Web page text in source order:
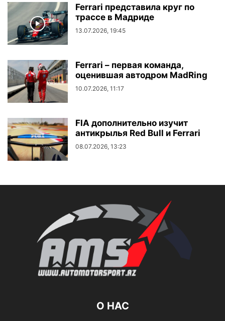
Ferrari представила круг по
трассе в Мадриде
13.07.2026, 19:45
Ferrari – первая команда,
оценившая автодром MadRing
10.07.2026, 11:17
FIA дополнительно изучит
антикрылья Red Bull и Ferrari
08.07.2026, 13:23
О НАС